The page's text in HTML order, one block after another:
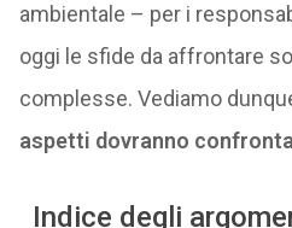
ambientale – per i
oggi le sfide da affrontare
complesse. Vediamo
aspetti dovranno
Indice degli